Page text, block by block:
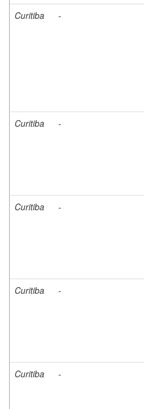
Curitiba -
Curitiba -
Curitiba -
Curitiba -
Curitiba -